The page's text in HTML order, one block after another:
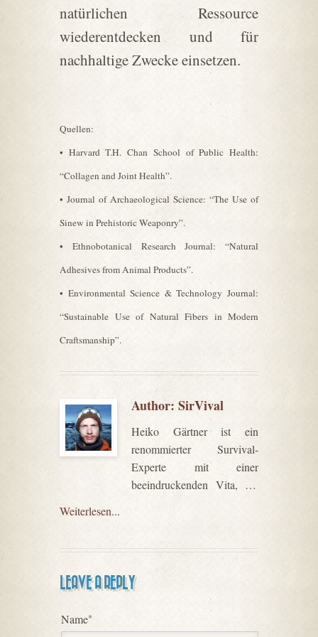
natürlichen Ressource
wiederentdecken und für
nachhaltige Zwecke einsetzen.
Quellen:
• Harvard T.H. Chan School of Public Health:
“Collagen and Joint Health”.
• Journal of Archaeological Science: “The Use of
Sinew in Prehistoric Weaponry”.
• Ethnobotanical Research Journal: “Natural
Adhesives from Animal Products”.
• Environmental Science & Technology Journal:
“Sustainable Use of Natural Fibers in Modern
Craftsmanship”.
Author: SirVival
Heiko Gärtner ist ein
renommierter Survival-
Experte mit einer
beeindruckenden Vita, die
den letzten zwei
Jahrzehnten intensiv mit den
Themen Wildnis, Survival
und Natur verbundenem
Weiterlesen...
LEAVE A REPLY
Name*